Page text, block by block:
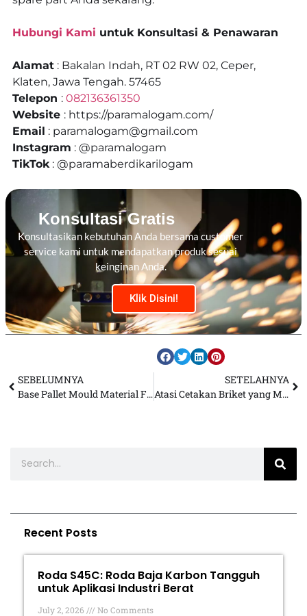
Hubungi Kami untuk Konsultasi & Penawaran
Alamat : Bakalan Indah, RT 02 RW 02, Ceper,
Klaten, Jawa Tengah. 57465
Telepon : 082136361350
Website : https://paramalogam.com/
Email : paramalogam@gmail.com
Instagram : @paramalogam
TikTok: @paramaberdikarilogam
Konsultasi Gratis
Konsultasikan kebutuhan Anda bersama customer
service kami untuk mendapatkan produk sesuai
keinginan Anda.
Klik Disini!
SEBELUMNYA
Base Pallet Mould Material FCD 50: Solusi Spare Part Anti Retak untuk Mesin Cetak
SETELAHNYA
Atasi Cetakan Briket yang Mudah Pecah Menggunakan Material Ferro Cast Ductile
Recent Posts
Roda S45C: Roda Baja Karbon Tangguh
untuk Aplikasi Industri Berat
July 2, 2026 No Comments